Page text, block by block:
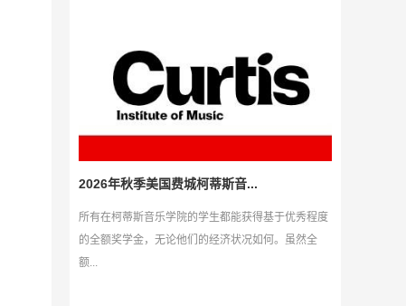
2026年秋季美国费城柯蒂斯音...
所有在柯蒂斯音乐学院的学生都能获得基于优秀程度
的全额奖学金，无论他们的经济状况如何。虽然全
额...